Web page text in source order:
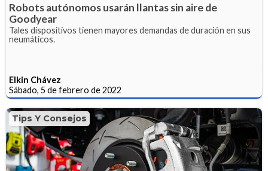
Robots autónomos usarán llantas sin aire de
Goodyear
Tales dispositivos tienen mayores demandas de duración en sus
neumáticos.
Elkin Chávez
Sábado, 5 de febrero de 2022
Tips Y Consejos